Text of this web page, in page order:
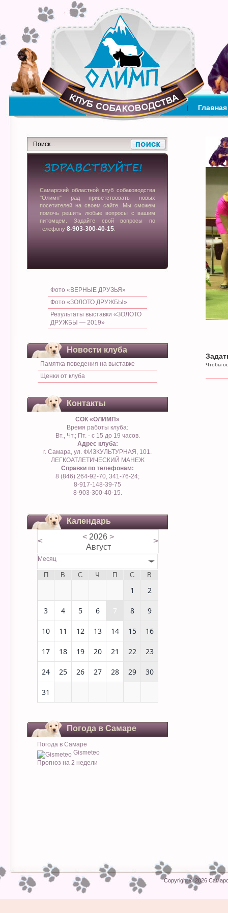
Главная
Самарский областной клуб собаководства
"Олимп" рад приветствовать новых
посетителей на своем сайте. Мы сможем
помочь решить любые вопросы с вашим
питомцем. Задайте свой вопросы по
телефону 8-903-300-40-15
Фото «ВЕРНЫЕ ДРУЗЬЯ»
Фото «ЗОЛОТО ДРУЖБЫ»
Результаты выставки «ЗОЛОТО
ДРУЖБЫ — 2019»
Новости клуба
Памятка поведения на выставке
Щенки от клуба
Контакты
СОК «ОЛИМП»
Время работы клуба:
Вт., Чт.; Пт. - с 15 до 19 часов.
Адрес клуба:
г. Самара, ул. ФИЗКУЛЬТУРНАЯ, 101.
ЛЕГКОАТЛЕТИЧЕСКИЙ МАНЕЖ
Справки по телефонам:
8 (846) 264-92-70, 341-76-24;
8-917-148-39-75
8-903-300-40-15.
Календарь
< < 2026 >
Август
>
Месяц
П В С Ч П С В
1 2
3 4 5 6 7 8 9
10 11 12 13 14 15 16
17 18 19 20 21 22 23
24 25 26 27 28 29 30
31
Погода в Самаре
Погода в Самаре
Gismeteo
Прогноз на 2 недели
Чтобы
Copyright © 2026